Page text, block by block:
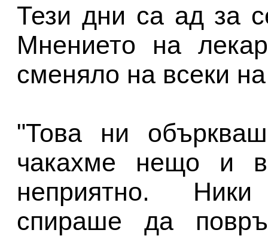
Тези дни са ад за
Мнението на
сменяло на всеки
"Това ни
чакахме нещо и
неприятно.
спираше да